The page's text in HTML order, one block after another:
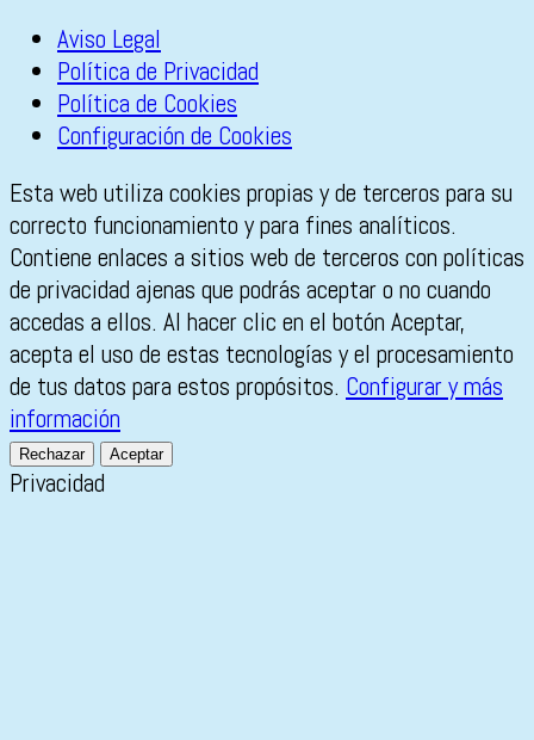
Aviso Legal
Política de Privacidad
Política de Cookies
Configuración de Cookies
Esta web utiliza cookies propias y de terceros para su
correcto funcionamiento y para fines analíticos.
Contiene enlaces a sitios web de terceros con políticas
de privacidad ajenas que podrás aceptar o no cuando
accedas a ellos. Al hacer clic en el botón Aceptar,
acepta el uso de estas tecnologías y el procesamiento
de tus datos para estos propósitos. Configurar y más
información
Rechazar Aceptar
Privacidad